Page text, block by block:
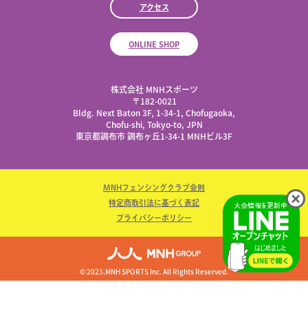
アクセス
ONLINE SHOP
株式会社 MNHスポーツ
​〒182-0021
Bldg. Next Baton 3F, 1-34-1, Chofugaoka,
Chofu-shi, Tokyo-to, JPN
東京都調布市 調布ヶ丘1-34-1 MNHビル3F
MNHフェンシングクラブ会則
特定商取引法に基づく表記
プライバシーポリシー
© 2023.MNH SPORTS Inc. All Rights Reserved.